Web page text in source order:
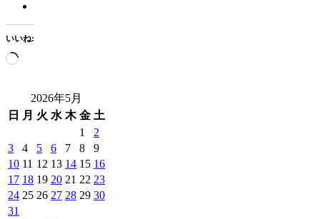
いいね:
読
中…
2026年5月
日
月 火 水 木 金 土
1
2
3
4 5 6 7 8
9
10 11 12 13 14 15 16
17 18 19 20 21 22 23
24 25 26 27 28 29 30
31